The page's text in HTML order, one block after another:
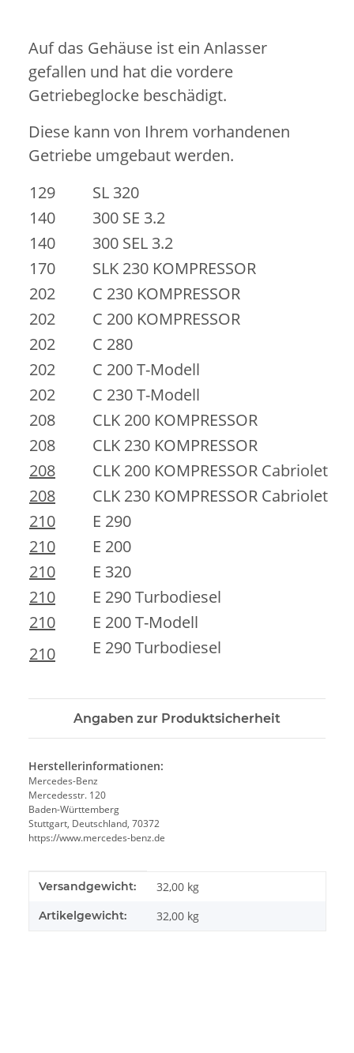
Auf das Gehäuse ist ein Anlasser
gefallen und hat die vordere
Getriebeglocke beschädigt.
Diese kann von Ihrem vorhandenen
Getriebe umgebaut werden.
129
SL 320
140
300 SE 3.2
140
300 SEL 3.2
170
SLK 230 KOMPRESSOR
202
C 230 KOMPRESSOR
202
C 200 KOMPRESSOR
202
C 280
202
C 200 T-Modell
202
C 230 T-Modell
208
CLK 200 KOMPRESSOR
208
CLK 230 KOMPRESSOR
208
CLK 200 KOMPRESSOR Cabriolet
208
CLK 230 KOMPRESSOR Cabriolet
210
E 290
210
E 200
210
E 320
210
E 290 Turbodiesel
210
E 200 T-Modell
210
E 290 Turbodiesel
Angaben zur Produktsicherheit
Herstellerinformationen:
Mercedes-Benz
Mercedesstr. 120
Baden-Württemberg
Stuttgart, Deutschland, 70372
https://www.mercedes-benz.de
Produkteigenschaft
Wert
Versandgewicht: 32,00 kg
Artikelgewicht: 32,00 kg